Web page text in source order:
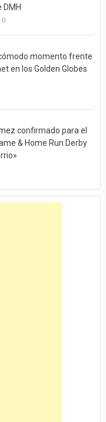
DMH
0
momento frente
en los Golden Globes
confirmado para el
& Home Run Derby